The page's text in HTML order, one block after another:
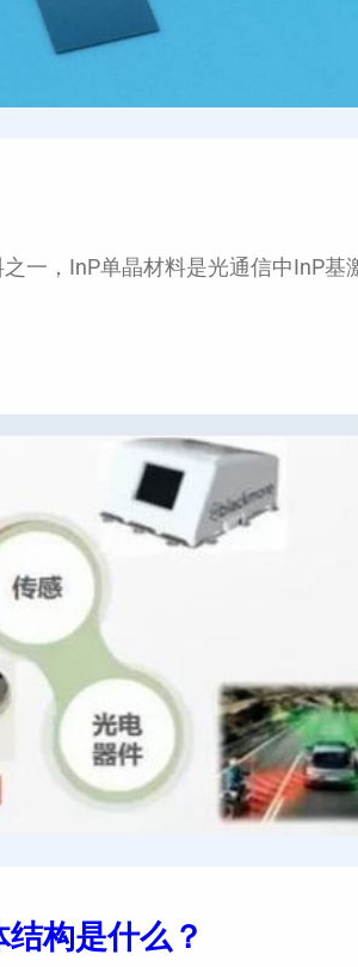
一，InP单晶材料是光通信中InP基
构是什么？